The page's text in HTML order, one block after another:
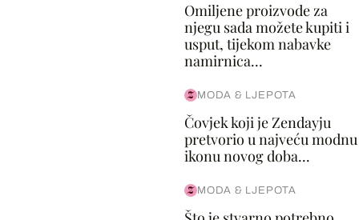
Omiljene proizvode za
njegu sada možete kupiti i
usput, tijekom nabavke
namirnica...
MODA & LJEPOTA
Čovjek koji je Zendayju
pretvorio u najveću modnu
ikonu novog doba...
MODA & LJEPOTA